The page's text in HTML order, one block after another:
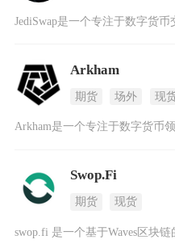
Arkham
期货 场外 现
Swop.Fi
期货 现货